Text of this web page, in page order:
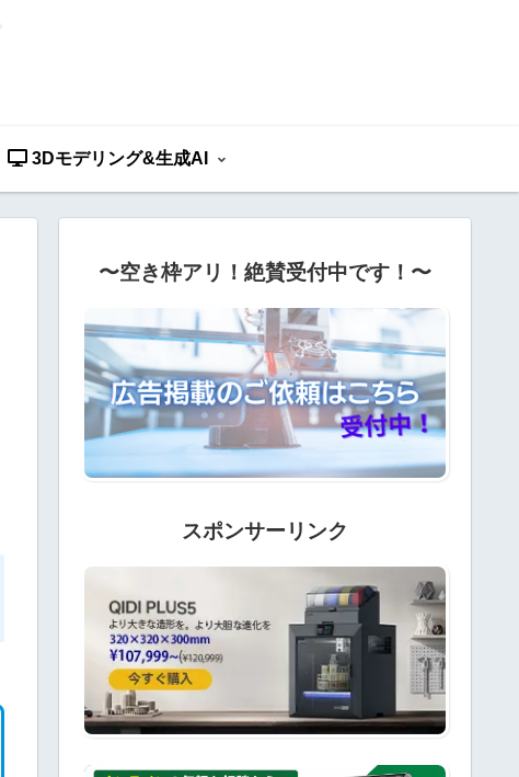
3Dモデリング&生成AI
〜空き枠アリ！絶賛受付中です！〜
スポンサーリンク